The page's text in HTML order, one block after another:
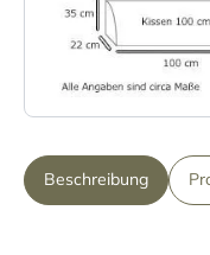
Beschreibung